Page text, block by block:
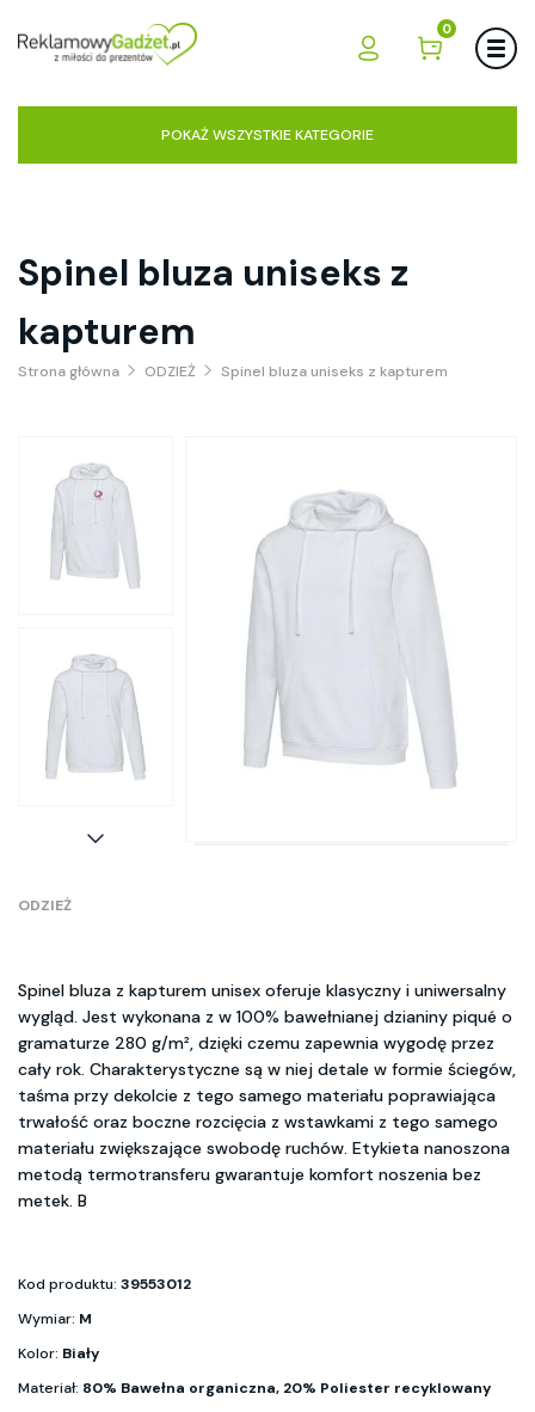
0
POKAŻ WSZYSTKIE KATEGORIE
Spinel bluza uniseks z
kapturem
Strona główna ODZIEŻ Spinel bluza uniseks z kapturem
ODZIEŻ
Spinel bluza z kapturem unisex oferuje klasyczny i uniwersalny
wygląd. Jest wykonana z w 100% bawełnianej dzianiny piqué o
gramaturze 280 g/m², dzięki czemu zapewnia wygodę przez
cały rok. Charakterystyczne są w niej detale w formie ściegów,
taśma przy dekolcie z tego samego materiału poprawiająca
trwałość oraz boczne rozcięcia z wstawkami z tego samego
materiału zwiększające swobodę ruchów. Etykieta nanoszona
metodą termotransferu gwarantuje komfort noszenia bez
metek. B
Kod produktu: 39553012
Wymiar: M
Kolor: Biały
Materiał: 80% Bawełna organiczna, 20% Poliester recyklowany